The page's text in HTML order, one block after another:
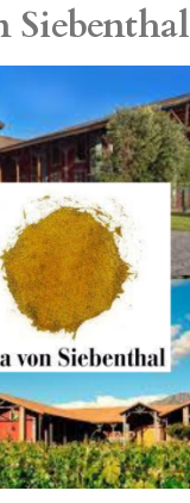
Siebenthal